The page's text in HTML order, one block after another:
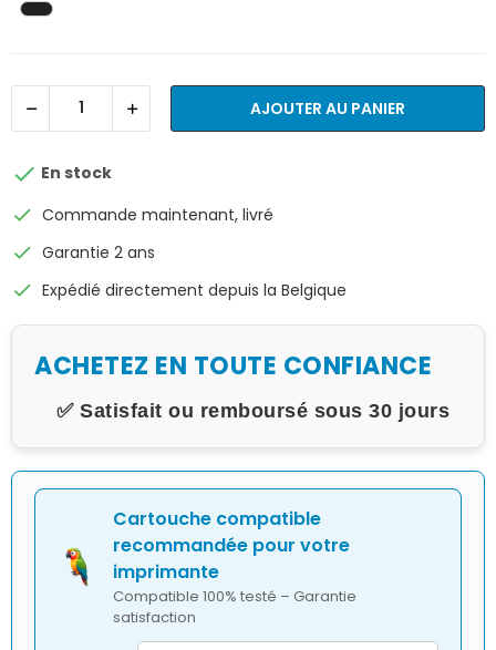
AJOUTER AU PANIER
 En stock
check Commande maintenant, livré
check Garantie 2 ans
check Expédié directement depuis la Belgique
ACHETEZ EN TOUTE CONFIANCE
✅ Satisfait ou remboursé sous 30 jours
Cartouche compatible
recommandée pour votre
imprimante
Compatible 100% testé – Garantie
satisfaction